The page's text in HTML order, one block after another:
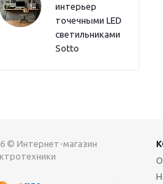
интерьер
точечными LED
светильниками
Sotto
© Интернет-магазин
О